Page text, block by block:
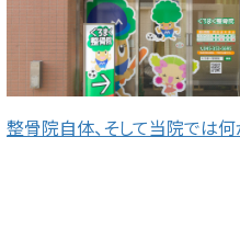
整骨院自体、そして当院では何